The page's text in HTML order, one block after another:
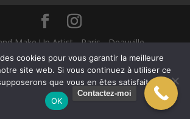
Make Up Artist - Paris - Deauville -
York - Alexandra Mathieu 2025
Contactez-moi
(Anglais) Français
cookies pour vous garantir la meilleure
site web. Si vous continuez à utiliser ce
que vous en êtes satisfait.
OK